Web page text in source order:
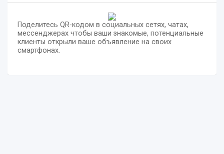
Поделитесь QR-кодом в социальных сетях, чатах,
мессенджерах чтобы ваши знакомые, потенциальные
клиенты открыли ваше объявление на своих
смартфонах.